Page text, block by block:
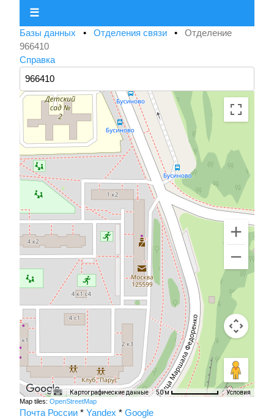
☰
Базы данных • Отделения связи • Отделение
966410
Справка
Картографические данные 50 м Условия
Map tiles: OpenStreetMap
Почта России * Yandex * Google